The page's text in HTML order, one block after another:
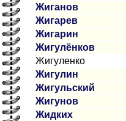
Жиганов
Жигарев
Жигарин
Жигулёнков
Жигуленко
Жигулин
Жигульский
Жигунов
Жидких